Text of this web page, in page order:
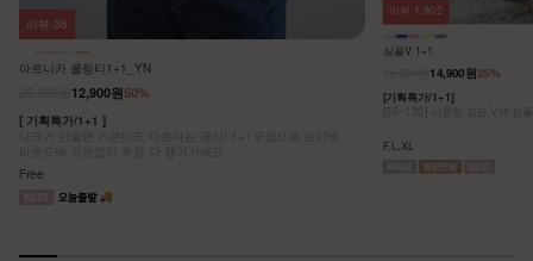
아르니카 쿨링티1+1_YN
50%
12,900원
[ 기획특가/1+1 ]
나크가 만들면 기본티도 다르다는 공식! 1+1구성으로 브이넥
라운드넥 고민없이 두장 다 챙겨가세요
Free
리뷰 36
심플V 1+1
25%
14,900원
[기획특가/1+1]
[55~120] 시원한 깊은 V넥 심
F,L,XL
리뷰 1,902